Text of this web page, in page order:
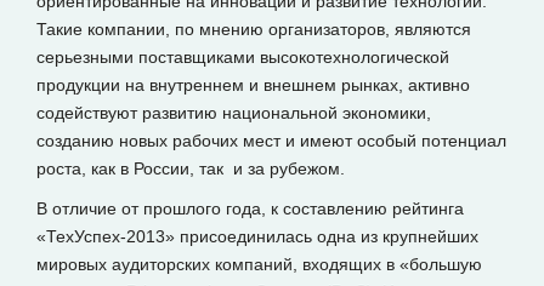
Такие компании, по мнению организаторов, являются
серьезными поставщиками высокотехнологической
продукции на внутреннем и внешнем рынках, активно
содействуют развитию национальной экономики,
созданию новых рабочих мест и имеют особый потенциал
роста, как в России, так и за рубежом.
В отличие от прошлого года, к составлению рейтинга
«ТехУспех-2013» присоединилась одна из крупнейших
мировых аудиторских компаний, входящих в «большую